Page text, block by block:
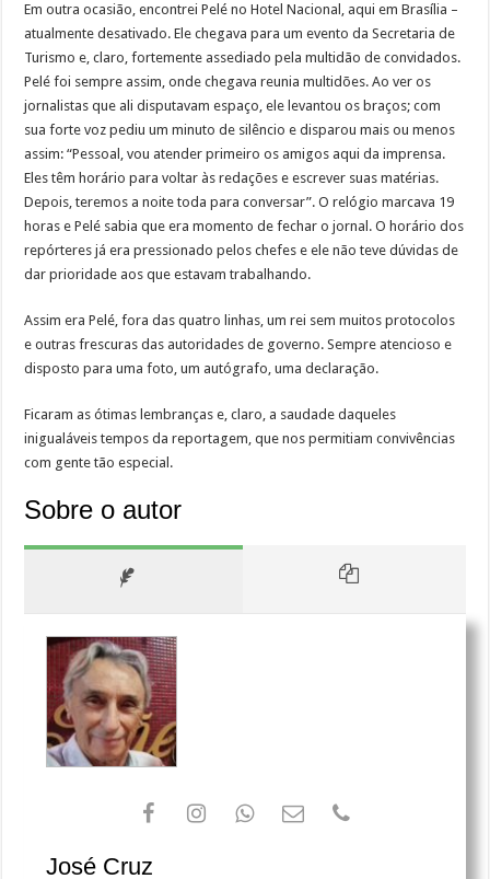
Em outra ocasião, encontrei Pelé no Hotel Nacional, aqui em Brasília –
atualmente desativado. Ele chegava para um evento da Secretaria de
Turismo e, claro, fortemente assediado pela multidão de convidados.
Pelé foi sempre assim, onde chegava reunia multidões. Ao ver os
jornalistas que ali disputavam espaço, ele levantou os braços; com
sua forte voz pediu um minuto de silêncio e disparou mais ou menos
assim: “Pessoal, vou atender primeiro os amigos aqui da imprensa.
Eles têm horário para voltar às redações e escrever suas matérias.
Depois, teremos a noite toda para conversar”. O relógio marcava 19
horas e Pelé sabia que era momento de fechar o jornal. O horário dos
repórteres já era pressionado pelos chefes e ele não teve dúvidas de
dar prioridade aos que estavam trabalhando.
Assim era Pelé, fora das quatro linhas, um rei sem muitos protocolos
e outras frescuras das autoridades de governo. Sempre atencioso e
disposto para uma foto, um autógrafo, uma declaração.
Ficaram as ótimas lembranças e, claro, a saudade daqueles
inigualáveis tempos da reportagem, que nos permitiam convivências
com gente tão especial.
Sobre o autor
José Cruz